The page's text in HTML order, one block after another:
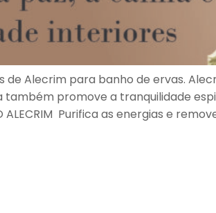
de Alecrim para banho de ervas.
também promove a tranquilidade
Purifica as energias e